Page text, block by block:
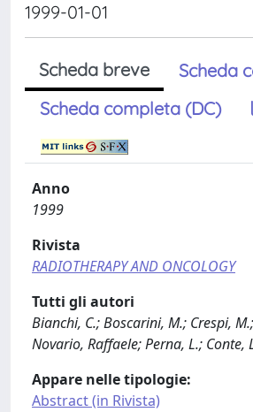
1999-01-01
Scheda breve
Scheda
Scheda completa (DC)
Anno
1999
Rivista
RADIOTHERAPY AND ONCOLOGY
Tutti gli autori
Bianchi, C.; Boscarini, M.; Crespi,
Novario, Raffaele; Perna, L.; Conte,
Appare nelle tipologie:
Abstract (in Rivista)